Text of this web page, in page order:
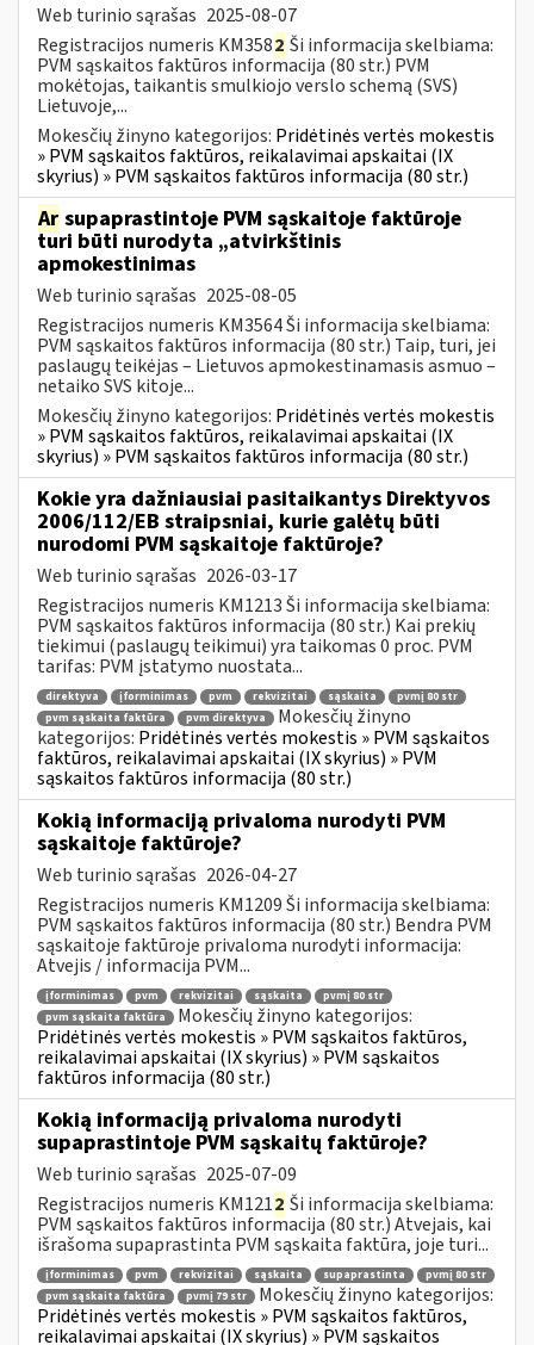
Web turinio sąrašas 2025-08-07
Registracijos numeris KM3582 Ši informacija skelbiama:
PVM sąskaitos faktūros informacija (80 str.) PVM
mokėtojas, taikantis smulkiojo verslo schemą (SVS)
Lietuvoje,...
Mokesčių žinyno kategorijos: Pridėtinės vertės mokestis
» PVM sąskaitos faktūros, reikalavimai apskaitai (IX
skyrius) » PVM sąskaitos faktūros informacija (80 str.)
Ar supaprastintoje PVM sąskaitoje faktūroje
turi būti nurodyta „atvirkštinis
apmokestinimas
Web turinio sąrašas 2025-08-05
Registracijos numeris KM3564 Ši informacija skelbiama:
PVM sąskaitos faktūros informacija (80 str.) Taip, turi, jei
paslaugų teikėjas – Lietuvos apmokestinamasis asmuo –
netaiko SVS kitoje...
Mokesčių žinyno kategorijos: Pridėtinės vertės mokestis
» PVM sąskaitos faktūros, reikalavimai apskaitai (IX
skyrius) » PVM sąskaitos faktūros informacija (80 str.)
Kokie yra dažniausiai pasitaikantys Direktyvos
2006/112/EB straipsniai, kurie galėtų būti
nurodomi PVM sąskaitoje faktūroje?
Web turinio sąrašas 2026-03-17
Registracijos numeris KM1213 Ši informacija skelbiama:
PVM sąskaitos faktūros informacija (80 str.) Kai prekių
tiekimui (paslaugų teikimui) yra taikomas 0 proc. PVM
tarifas: PVM įstatymo nuostata...
direktyva įforminimas pvm rekvizitai sąskaita
pvmį 80 str
pvm sąskaita faktūra
pvm direktyva
Mokesčių žinyno
kategorijos: Pridėtinės vertės mokestis » PVM sąskaitos
faktūros, reikalavimai apskaitai (IX skyrius) » PVM
sąskaitos faktūros informacija (80 str.)
Kokią informaciją privaloma nurodyti PVM
sąskaitoje faktūroje?
Web turinio sąrašas 2026-04-27
Registracijos numeris KM1209 Ši informacija skelbiama:
PVM sąskaitos faktūros informacija (80 str.) Bendra PVM
sąskaitoje faktūroje privaloma nurodyti informacija:
Atvejis / informacija PVM...
įforminimas pvm rekvizitai sąskaita
pvmį 80 str
pvm sąskaita faktūra
Mokesčių žinyno kategorijos:
Pridėtinės vertės mokestis » PVM sąskaitos faktūros,
reikalavimai apskaitai (IX skyrius) » PVM sąskaitos
faktūros informacija (80 str.)
Kokią informaciją privaloma nurodyti
supaprastintoje PVM sąskaitų faktūroje?
Web turinio sąrašas 2025-07-09
Registracijos numeris KM1212 Ši informacija skelbiama:
PVM sąskaitos faktūros informacija (80 str.) Atvejais, kai
išrašoma supaprastinta PVM sąskaita faktūra, joje turi...
įforminimas pvm rekvizitai sąskaita supaprastinta
pvmį 80 str
pvm sąskaita faktūra
pvmį 79 str
Mokesčių žinyno kategorijos:
Pridėtinės vertės mokestis » PVM sąskaitos faktūros,
reikalavimai apskaitai (IX skyrius) » PVM sąskaitos